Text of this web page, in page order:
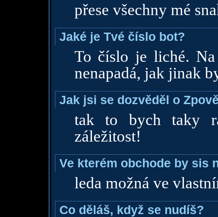
přese všechny mé
Jaké je Tvé číslo bot?
To číslo je liché.
nenapadá, jak jinak
Jak jsi se dozvěděl o
tak to bych taky
záležitost!
Ve kterém obchode by sis
leda možná ve
Co děláš, když se nudíš?